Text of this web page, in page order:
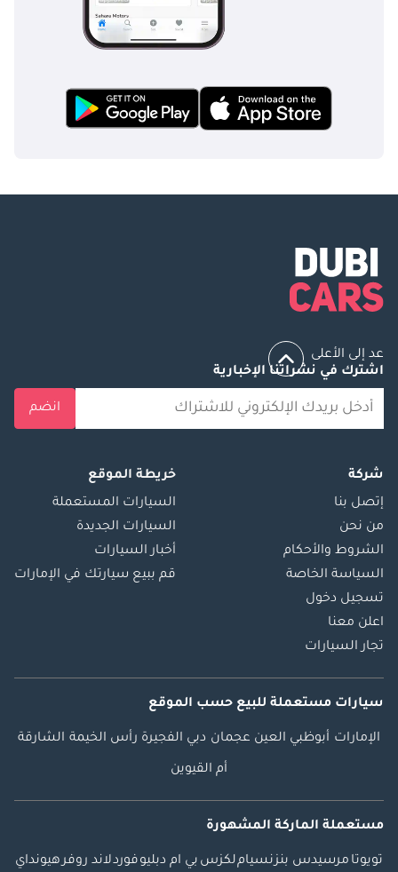
عد إلى الأعلى
اشترك في نشراتنا الإخبارية
انضم
شركة
إتصل بنا
من نحن
الشروط والأحكام
السياسة الخاصة
تسجيل دخول
اعلن معنا
تجار السيارات
خريطة الموقع
السيارات المستعملة
السيارات الجديدة
أخبار السيارات
قم ببيع سيارتك في الإمارات
سيارات مستعملة للبيع حسب الموقع
الإمارات أبوظبي العين عجمان دبي الفجيرة رأس الخيمة الشارقة
أم القيوين
مستعملة الماركة المشهورة
تويوتا مرسيدس بنزنسياملكزس بي ام دبليوفوردلاند روفرهيونداي